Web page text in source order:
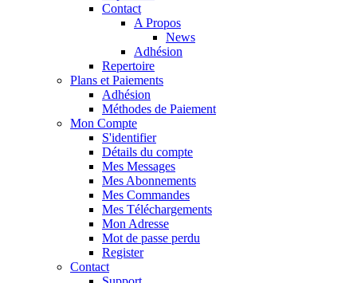
Contact
A Propos
News
Adhésion
Repertoire
Plans et Paiements
Adhésion
Méthodes de Paiement
Mon Compte
S'identifier
Détails du compte
Mes Messages
Mes Abonnements
Mes Commandes
Mes Téléchargements
Mon Adresse
Mot de passe perdu
Register
Contact